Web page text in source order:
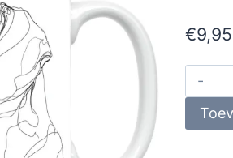
€9,95